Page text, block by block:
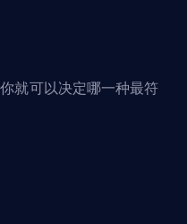
就可以决定哪一种最符